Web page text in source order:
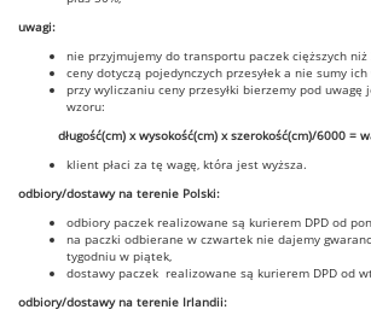
uwagi:
nie przyjmujemy do transportu paczek cięższych niż
ceny dotyczą pojedynczych przesyłek a nie sumy ich
przy wyliczaniu ceny przesyłki bierzemy pod uwagę
wzoru:
długość(cm) x wysokość(cm) x szerokość(cm)/6000 =
klient płaci za tę wagę, która jest wyższa.
odbiory/dostawy na terenie Polski:
odbiory paczek realizowane są kurierem DPD od
na paczki odbierane w czwartek nie dajemy
tygodniu w piątek,
dostawy paczek realizowane są kurierem DPD od
odbiory/dostawy na terenie Irlandii: